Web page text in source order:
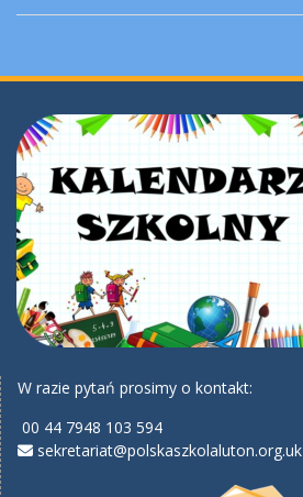
W razie pytań prosimy o kontakt:
00 44 7948 103 594
sekretariat@polskaszkolaluton.org.uk